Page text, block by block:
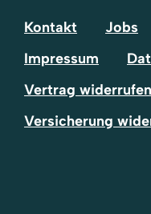
Kontakt Jobs
Impressum
Vertrag widerrufen
Versicherung